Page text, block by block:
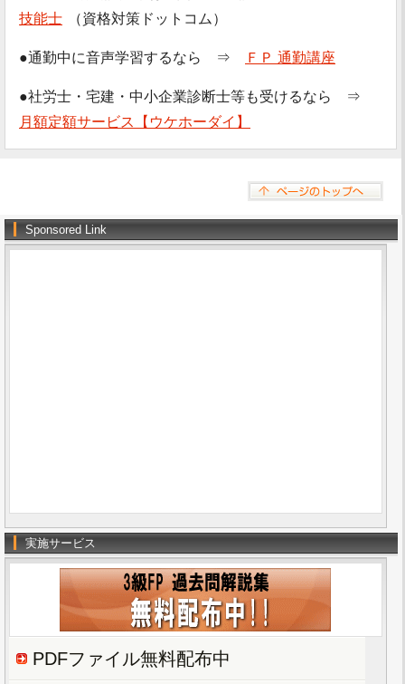
技能士
（資格対策ドットコム）
●通勤中に音声学習するなら ⇒ ＦＰ 通勤講座
●社労士・宅建・中小企業診断士等も受けるなら ⇒
月額定額サービス【ウケホーダイ】
Sponsored Link
実施サービス
PDFファイル無料配布中